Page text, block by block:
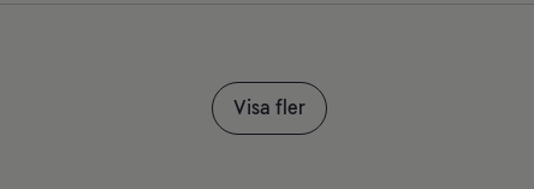
Visa fler